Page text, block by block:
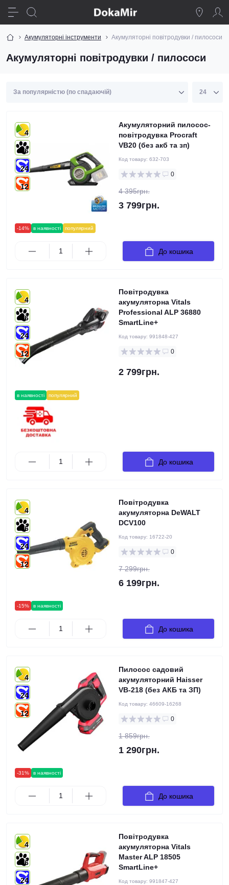
Акумуляторні інструменти Акумуляторні повітродувки / пилососи
Акумуляторні повітродувки / пилососи
-14% в наявності популярний
4
6
24
12
Акумуляторний пилосос-
повітродувка Procraft
VB20 (без акб та зп)
Код товару: 632-703
0
4 395грн.
3 799грн.
До кошика
в наявності популярний
4
6
24
12
Повітродувка
акумуляторна Vitals
Professional ALP 36880
SmartLine+
Код товару: 991848-427
0
2 799грн.
До кошика
-15% в наявності
4
6
24
12
Повітродувка
акумуляторна DeWALT
DCV100
Код товару: 16722-20
0
7 299грн.
6 199грн.
До кошика
-31% в наявності
4
24
12
Пилосос садовий
акумуляторний Haisser
VB-218 (без АКБ та ЗП)
Код товару: 46609-16268
0
1 859грн.
1 290грн.
До кошика
4
6
24
Повітродувка
акумуляторна Vitals
Master ALP 18505
SmartLine+
Код товару: 991847-427